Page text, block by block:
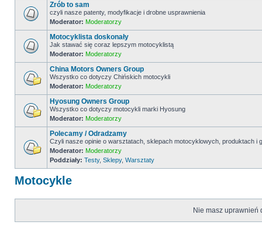
Zrób to sam
czyli nasze patenty, modyfikacje i drobne usprawnienia
Moderator: Moderatorzy
Motocyklista doskonały
Jak stawać się coraz lepszym motocyklistą
Moderator: Moderatorzy
China Motors Owners Group
Wszystko co dotyczy Chińskich motocykli
Moderator: Moderatorzy
Hyosung Owners Group
Wszystko co dotyczy motocykli marki Hyosung
Moderator: Moderatorzy
Polecamy / Odradzamy
Czyli nasze opinie o warsztatach, sklepach motocyklowych, produktach i
Moderator: Moderatorzy
Poddziały: Testy, Sklepy, Warsztaty
Motocykle
Nie masz uprawnień